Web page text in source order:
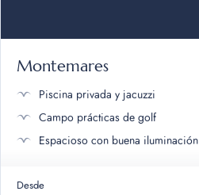
Montemares
Piscina privada y jacuzzi
Campo prácticas de golf
Espacioso con buena iluminación
Desde